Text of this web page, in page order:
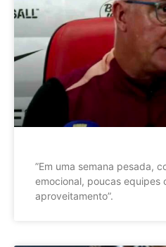
”Em uma semana pesada,
emocional, poucas equipes
aproveitamento”.